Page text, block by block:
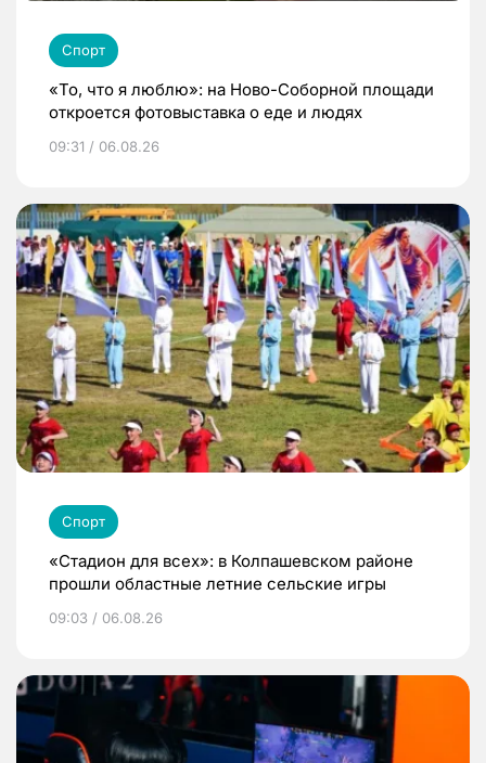
Спорт
«То, что я люблю»: на Ново-Соборной площади
откроется фотовыставка о еде и людях
09:31 / 06.08.26
Спорт
«Стадион для всех»: в Колпашевском районе
прошли областные летние сельские игры
09:03 / 06.08.26